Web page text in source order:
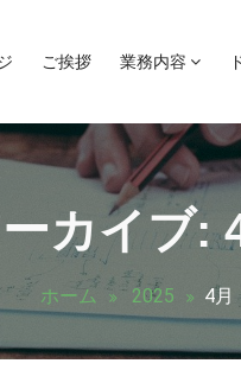
ご挨拶 業務内容
カイブ:
ホーム 2025 4月